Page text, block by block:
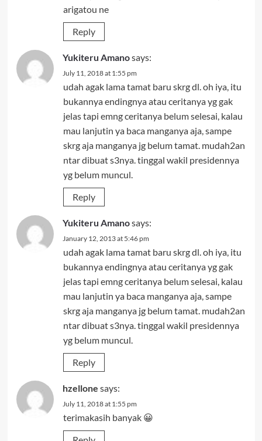
arigatou ne
Reply
Yukiteru Amanosays:
July 11, 2018 at 1:55 pm
udah agak lama tamat baru skrg dl. oh iya, itu
bukannya endingnya atau ceritanya yg gak
jelas tapi emng ceritanya belum selesai, kalau
mau lanjutin ya baca manganya aja, sampe
skrg aja manganya jg belum tamat. mudah2an
ntar dibuat s3nya. tinggal wakil presidennya
yg belum muncul.
Reply
Yukiteru Amanosays:
January 12, 2013 at 5:46 pm
udah agak lama tamat baru skrg dl. oh iya, itu
bukannya endingnya atau ceritanya yg gak
jelas tapi emng ceritanya belum selesai, kalau
mau lanjutin ya baca manganya aja, sampe
skrg aja manganya jg belum tamat. mudah2an
ntar dibuat s3nya. tinggal wakil presidennya
yg belum muncul.
Reply
hzellone says:
July 11, 2018 at 1:55 pm
terimakasih banyak 😀